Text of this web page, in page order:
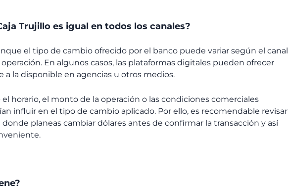
Trujillo es igual en todos los canales?
el tipo de cambio ofrecido por el banco puede variar según el canal
En algunos casos, las plataformas digitales pueden ofrecer
a la disponible en agencias u otros medios.
horario, el monto de la operación o las condiciones comerciales
influir en el tipo de cambio aplicado. Por ello, es recomendable revisar
donde planeas cambiar dólares antes de confirmar la transacción y así